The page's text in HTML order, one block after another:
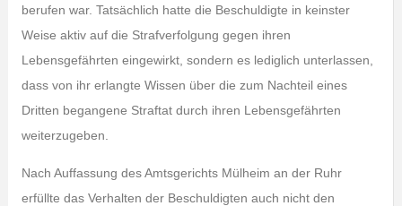
berufen war. Tatsächlich hatte die Beschuldigte in keinster
Weise aktiv auf die Strafverfolgung gegen ihren
Lebensgefährten eingewirkt, sondern es lediglich unterlassen,
dass von ihr erlangte Wissen über die zum Nachteil eines
Dritten begangene Straftat durch ihren Lebensgefährten
weiterzugeben.
Nach Auffassung des Amtsgerichts Mülheim an der Ruhr
erfüllte das Verhalten der Beschuldigten auch nicht den